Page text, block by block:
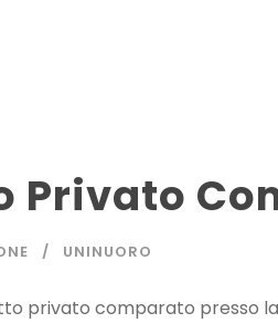
Privato
UNINUORO
privato comparato presso la